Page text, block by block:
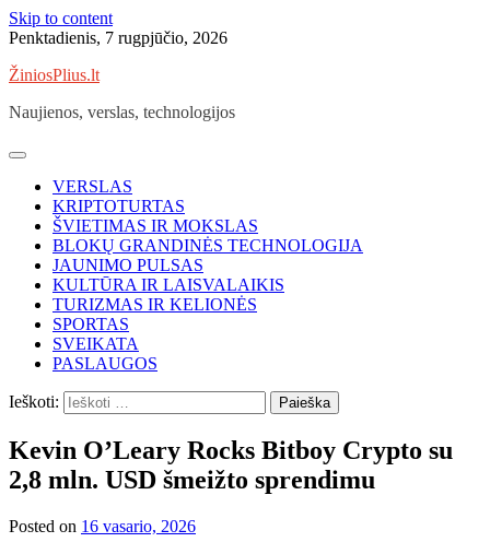
Skip to content
Penktadienis, 7 rugpjūčio, 2026
ŽiniosPlius.lt
Naujienos, verslas, technologijos
VERSLAS
KRIPTOTURTAS
ŠVIETIMAS IR MOKSLAS
BLOKŲ GRANDINĖS TECHNOLOGIJA
JAUNIMO PULSAS
KULTŪRA IR LAISVALAIKIS
TURIZMAS IR KELIONĖS
SPORTAS
SVEIKATA
PASLAUGOS
Ieškoti:
Kevin O’Leary Rocks Bitboy Crypto su
2,8 mln. USD šmeižto sprendimu
Posted on 16 vasario, 2026